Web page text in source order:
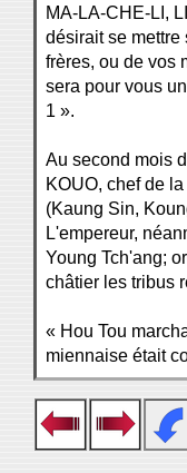
MA-LA-CHE-LI,
désirait se
frères, ou de vos
sera pour vous
1 ».
Au second mois
KOUO, chef de
(Kaung Sin,
L'empereur,
Young Tch'ang;
châtier les tribus
« Hou Tou
miennaise était